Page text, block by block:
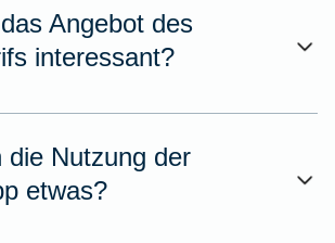
Angebot des
interessant?
die Nutzung der
etwas?